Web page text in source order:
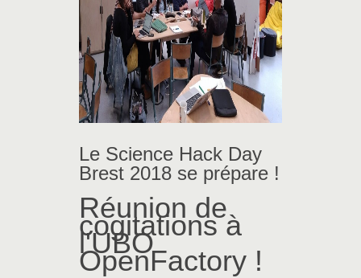
Le Science Hack Day
Brest 2018 se prépare !
Réunion de
cogitations à
l'UBO
OpenFactory !